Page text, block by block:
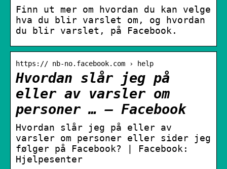
Finn ut mer om hvordan du kan velge
hva du blir varslet om, og hvordan
du blir varslet, på Facebook.
https:// nb-no.facebook.com › help
Hvordan slår jeg på
eller av varsler om
personer … – Facebook
Hvordan slår jeg på eller av
varsler om personer eller sider jeg
følger på Facebook? | Facebook:
Hjelpesenter